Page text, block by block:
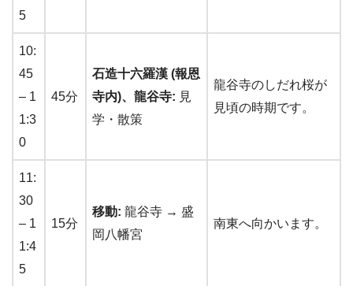
5
10:
45
– 1
1:3
0
45分
石造十六羅漢 (報恩
寺内)、龍谷寺: 見
学・散策
龍谷寺のしだれ桜が
見頃の時期です。
11:
30
– 1
1:4
5
15分
移動: 龍谷寺 → 盛
岡八幡宮
南東へ向かいます。